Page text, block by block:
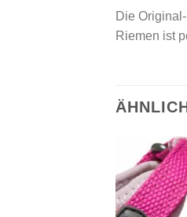
Die
Riemen ist